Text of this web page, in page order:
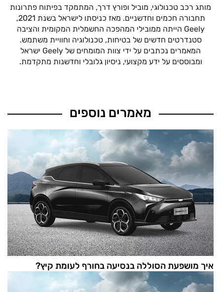
מותג רכב טכנולוגי, מוביל ופורץ דרך, המתמקד בפיתוח פתרונות
תחבורה חכמים וחדשניים. מאז כניסתו לישראל בשנת 2021,
Geely הייתה ממובילי המהפכה החשמלית המקומית והציבה
סטנדרטים חדשים של בטיחות, טכנולוגיה וחוויית משתמש.
המאמרים נכתבים על ידי צוות המומחים של Geely ישראל
ומבוססים על ידע מקצועי, ניסיון גלובלי וחדשנות מתקדמת.
מאמרים נוספים
איך מושפעת הסוללה בנסיעה בחורף לעומת קיץ?